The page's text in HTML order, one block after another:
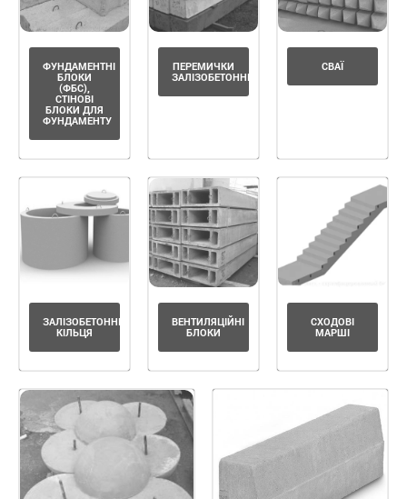
ФУНДАМЕНТНІ
БЛОКИ
(ФБС),
СТІНОВІ
БЛОКИ ДЛЯ
ФУНДАМЕНТУ
ПЕРЕМИЧКИ
ЗАЛІЗОБЕТОННІ
СВАЇ
ЗАЛІЗОБЕТОННІ
КІЛЬЦЯ
ВЕНТИЛЯЦІЙНІ
БЛОКИ
СХОДОВІ
МАРШІ